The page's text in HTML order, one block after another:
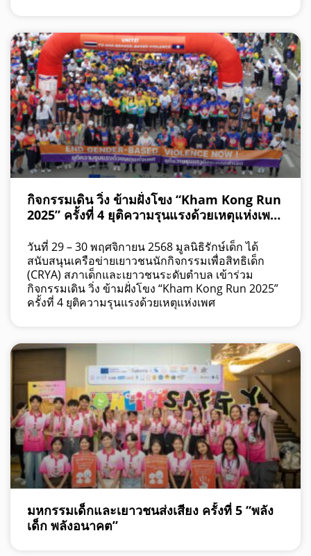
กิจกรรมเดิน วิ่ง ข้ามฝั่งโขง “Kham Kong Run
2025” ครั้งที่ 4 ยุติความรุนแรงด้วยเหตุแห่งเพศ
วันที่ 29 – 30 พฤศจิกายน 2568 มูลนิธิรักษ์เด็ก ได้
สนับสนุนเครือข่ายเยาวชนนักกิจกรรมเพื่อสิทธิเด็ก
(CRYA) สภาเด็กและเยาวชนระดับตำบล เข้าร่วม
กิจกรรมเดิน วิ่ง ข้ามฝั่งโขง “Kham Kong Run 2025”
ครั้งที่ 4 ยุติความรุนแรงด้วยเหตุแห่งเพศ
มหกรรมเด็กและเยาวชนส่งเสียง ครั้งที่ 5 “พลัง
เด็ก พลังอนาคต”